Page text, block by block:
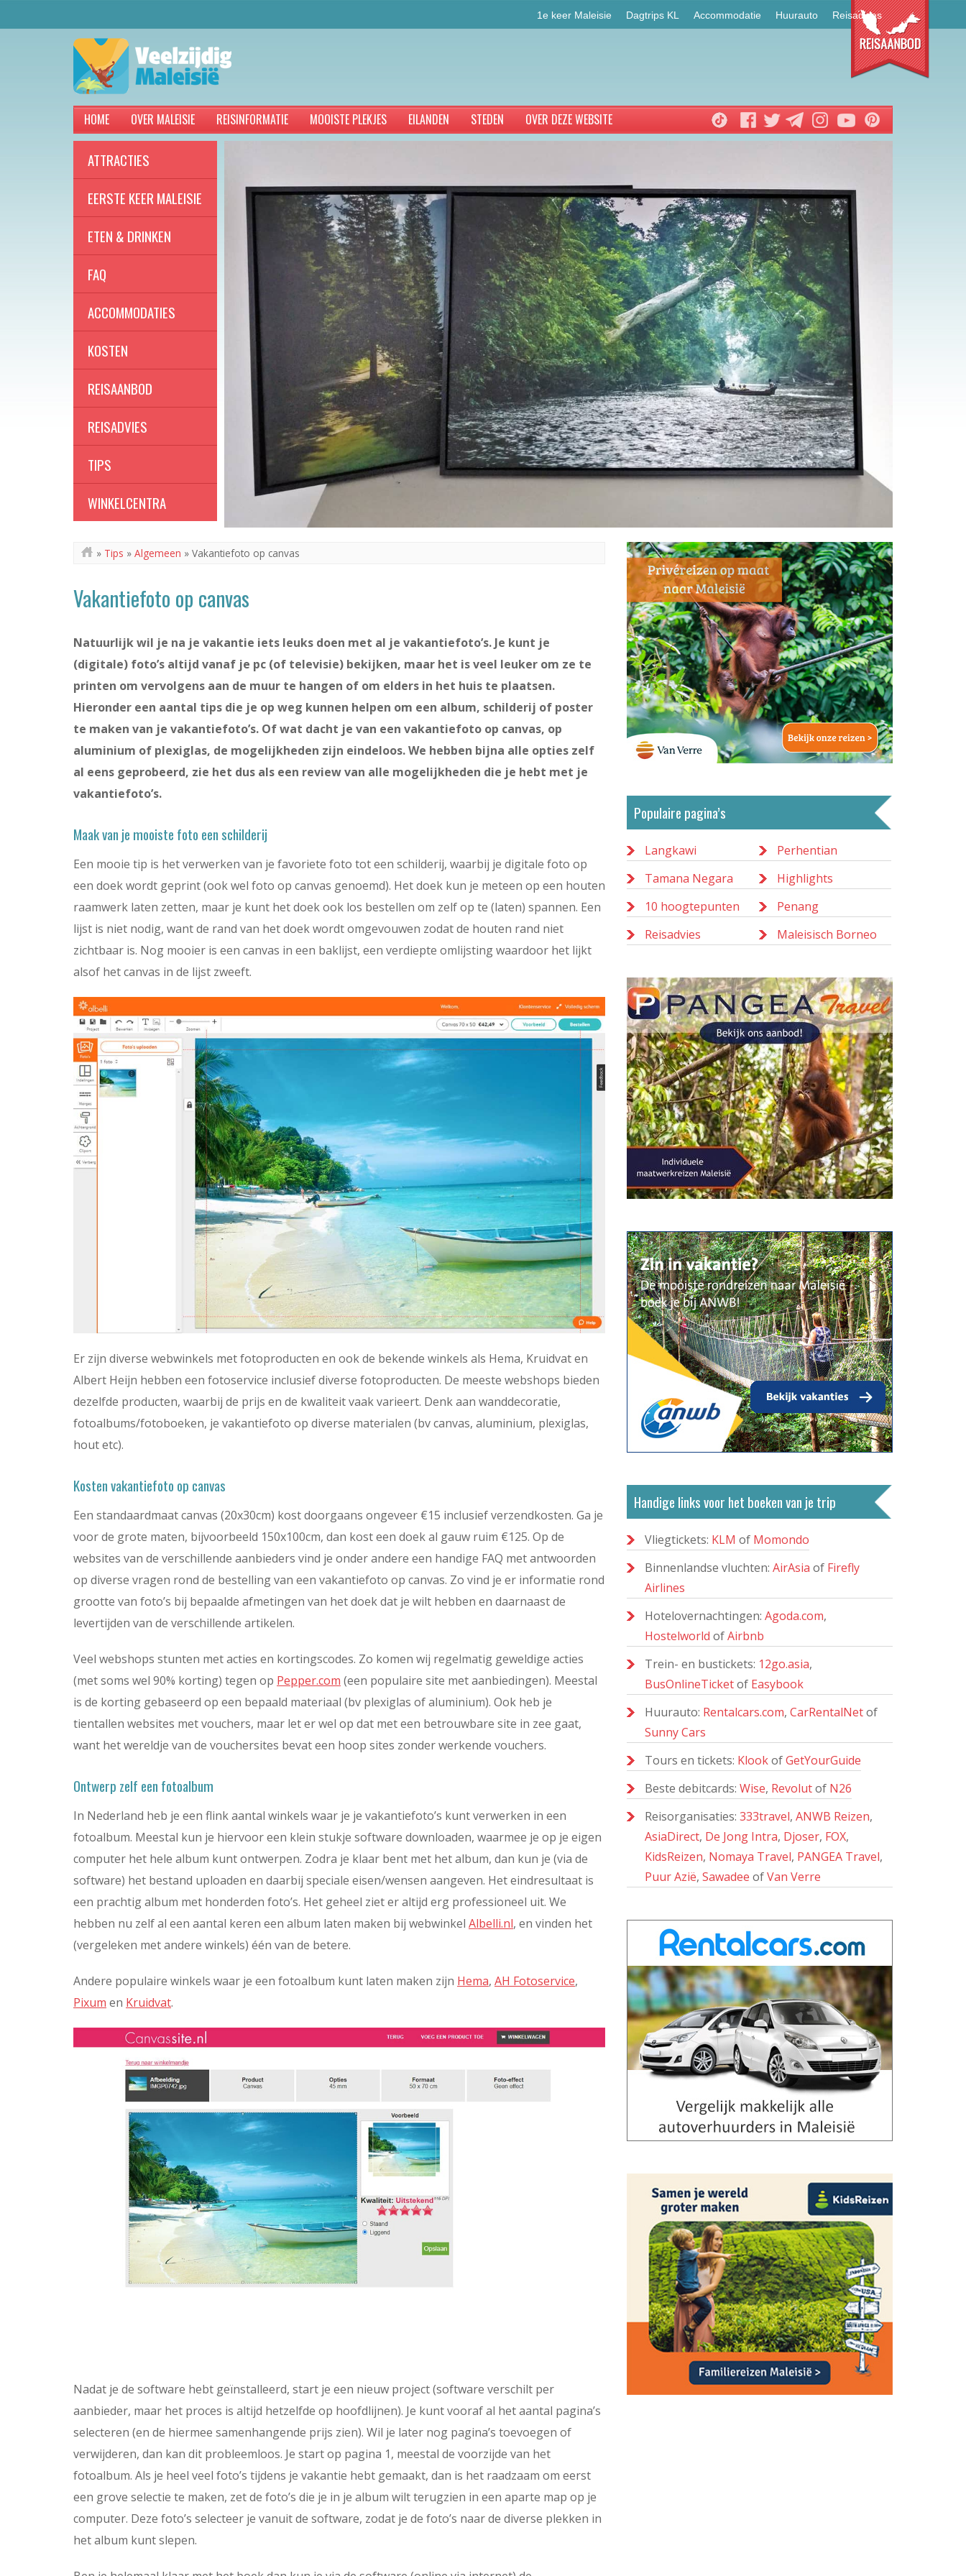
1e keer Maleisie Dagtrips KL Accommodatie Huurauto Reisadvies
HOME OVER MALEISIE REISINFORMATIE MOOISTE PLEKJES EILANDEN STEDEN OVER DEZE WEBSITE
ATTRACTIES
EERSTE KEER MALEISIE
ETEN & DRINKEN
FAQ
ACCOMMODATIES
KOSTEN
REISAANBOD
REISADVIES
TIPS
WINKELCENTRA
» Tips » Algemeen » Vakantiefoto op canvas
Vakantiefoto op canvas
Natuurlijk wil je na je vakantie iets leuks doen met al je vakantiefoto’s. Je kunt je
(digitale) foto’s altijd vanaf je pc (of televisie) bekijken, maar het is veel leuker om ze te
printen om vervolgens aan de muur te hangen of om elders in het huis te plaatsen.
Hieronder een aantal tips die je op weg kunnen helpen om een album, schilderij of poster
te maken van je vakantiefoto’s. Of wat dacht je van een vakantiefoto op canvas, op
aluminium of plexiglas, de mogelijkheden zijn eindeloos. We hebben bijna alle opties zelf
al eens geprobeerd, zie het dus als een review van alle mogelijkheden die je hebt met je
vakantiefoto’s.
Maak van je mooiste foto een schilderij
Een mooie tip is het verwerken van je favoriete foto tot een schilderij, waarbij je digitale foto op
een doek wordt geprint (ook wel foto op canvas genoemd). Het doek kun je meteen op een houten
raamwerk laten zetten, maar je kunt het doek ook los bestellen om zelf op te (laten) spannen. Een
lijst is niet nodig, want de rand van het doek wordt omgevouwen zodat de houten rand niet
zichtbaar is. Nog mooier is een canvas in een baklijst, een verdiepte omlijsting waardoor het lijkt
alsof het canvas in de lijst zweeft.
Er zijn diverse webwinkels met fotoproducten en ook de bekende winkels als Hema, Kruidvat en
Albert Heijn hebben een fotoservice inclusief diverse fotoproducten. De meeste webshops bieden
dezelfde producten, waarbij de prijs en de kwaliteit vaak varieert. Denk aan wanddecoratie,
fotoalbums/fotoboeken, je vakantiefoto op diverse materialen (bv canvas, aluminium, plexiglas,
hout etc).
Kosten vakantiefoto op canvas
Een standaardmaat canvas (20x30cm) kost doorgaans ongeveer €15 inclusief verzendkosten. Ga je
voor de grote maten, bijvoorbeeld 150x100cm, dan kost een doek al gauw ruim €125. Op de
websites van de verschillende aanbieders vind je onder andere een handige FAQ met antwoorden
op diverse vragen rond de bestelling van een vakantiefoto op canvas. Zo vind je er informatie rond
grootte van foto’s bij bepaalde afmetingen van het doek dat je wilt hebben en daarnaast de
levertijden van de verschillende artikelen.
Veel webshops stunten met acties en kortingscodes. Zo komen wij regelmatig geweldige acties
(met soms wel 90% korting) tegen op Pepper.com (een populaire site met aanbiedingen). Meestal
is de korting gebaseerd op een bepaald materiaal (bv plexiglas of aluminium). Ook heb je
tientallen websites met vouchers, maar let er wel op dat met een betrouwbare site in zee gaat,
want het wereldje van de vouchersites bevat een hoop sites zonder werkende vouchers.
Ontwerp zelf een fotoalbum
In Nederland heb je een flink aantal winkels waar je je vakantiefoto’s kunt verwerken in een
fotoalbum. Meestal kun je hiervoor een klein stukje software downloaden, waarmee je op je eigen
computer het hele album kunt ontwerpen. Zodra je klaar bent met het album, dan kun je (via de
software) het bestand uploaden en daarbij speciale eisen/wensen aangeven. Het eindresultaat is
een prachtig album met honderden foto’s. Het geheel ziet er altijd erg professioneel uit. We
hebben nu zelf al een aantal keren een album laten maken bij webwinkel Albelli.nl, en vinden het
(vergeleken met andere winkels) één van de betere.
Andere populaire winkels waar je een fotoalbum kunt laten maken zijn Hema, AH Fotoservice,
Pixum en Kruidvat.
Nadat je de software hebt geïnstalleerd, start je een nieuw project (software verschilt per
aanbieder, maar het proces is altijd hetzelfde op hoofdlijnen). Je kunt vooraf al het aantal pagina’s
selecteren (en de hiermee samenhangende prijs zien). Wil je later nog pagina’s toevoegen of
verwijderen, dan kan dit probleemloos. Je start op pagina 1, meestal de voorzijde van het
fotoalbum. Als je heel veel foto’s tijdens je vakantie hebt gemaakt, dan is het raadzaam om eerst
een grove selectie te maken, zet de foto’s die je in je album wilt terugzien in een aparte map op je
computer. Deze foto’s selecteer je vanuit de software, zodat je de foto’s naar de diverse plekken in
het album kunt slepen.
Populaire pagina’s
Langkawi
Perhentian
Tamana Negara
Highlights
10 hoogtepunten
Penang
Reisadvies
Maleisisch Borneo
Handige links voor het boeken van je trip
Vliegtickets: KLM of Momondo
Binnenlandse vluchten: AirAsia of Firefly
Airlines
Hotelovernachtingen: Agoda.com,
Hostelworld ofAirbnb
Trein- en bustickets: 12go.asia,
BusOnlineTicketof Easybook
Huurauto: Rentalcars.com, CarRentalNetof
Sunny Cars
Tours en tickets: KlookofGetYourGuide
Beste debitcards: Wise, Revolutof N26
Reisorganisaties: 333travel, ANWB Reizen,
AsiaDirect, De Jong Intra, Djoser, FOX,
KidsReizen, Nomaya Travel, PANGEA Travel,
Puur Azië, Sawadee ofVan Verre